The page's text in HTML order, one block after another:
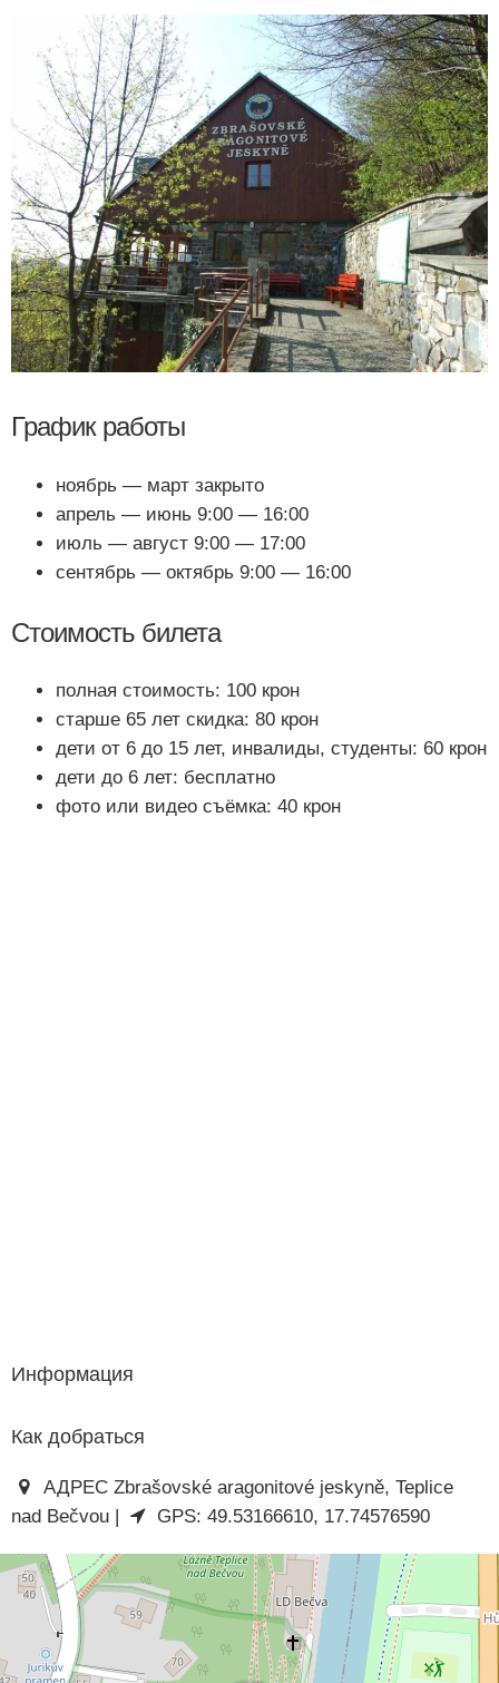
График работы
ноябрь — март закрыто
апрель — июнь 9:00 — 16:00
июль — август 9:00 — 17:00
сентябрь — октябрь 9:00 — 16:00
Стоимость билета
полная стоимость: 100 крон
старше 65 лет скидка: 80 крон
дети от 6 до 15 лет, инвалиды, студенты: 60 крон
дети до 6 лет: бесплатно
фото или видео съёмка: 40 крон
Информация
Как добраться
АДРЕС Zbrašovské aragonitové jeskyně, Teplice
nad Bečvou |
GPS: 49.53166610, 17.74576590